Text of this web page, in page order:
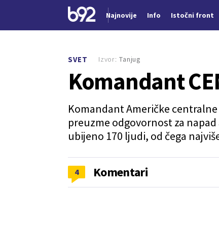
Najnovije Info Istočni front
SVET
Komandant
Komandant Američke centralne
preuzme odgovornost za
ubijeno 170 ljudi, od čega
Izvor: Tanjug
4 Komentari